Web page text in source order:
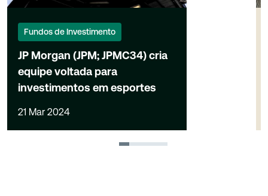
Fundos de Investimento
JP Morgan (JPM; JPMC34) cria
equipe voltada para
investimentos em esportes
21 Mar 2024
1 2 3 4